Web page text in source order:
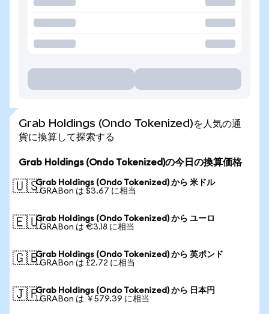
Grab Holdings (Ondo Tokenized)を人気の通
貨に換算して探索する
Grab Holdings (Ondo Tokenized)の今日の換算価格
🇺🇸Grab Holdings (Ondo Tokenized) から 米ドル
1 GRABon は $3.67 に相当
🇪🇺Grab Holdings (Ondo Tokenized) から ユーロ
1 GRABon は €3.18 に相当
🇬🇧Grab Holdings (Ondo Tokenized) から 英ポンド
1 GRABon は £2.72 に相当
🇯🇵Grab Holdings (Ondo Tokenized) から 日本円
1 GRABon は ￥579.39 に相当